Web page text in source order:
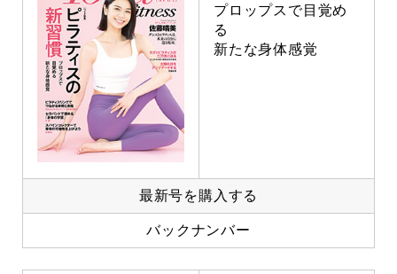
プロップスで目覚め
る
新たな身体感覚
最新号を購入する
バックナンバー